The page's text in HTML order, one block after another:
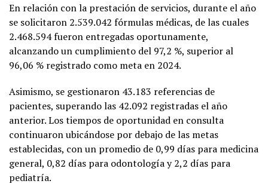
En relación con la prestación de servicios, durante el año
se solicitaron 2.539.042 fórmulas médicas, de las cuales
2.468.594 fueron entregadas oportunamente,
alcanzando un cumplimiento del 97,2 %, superior al
96,06 % registrado como meta en 2024.
Asimismo, se gestionaron 43.183 referencias de
pacientes, superando las 42.092 registradas el año
anterior. Los tiempos de oportunidad en consulta
continuaron ubicándose por debajo de las metas
establecidas, con un promedio de 0,99 días para medicina
general, 0,82 días para odontología y 2,2 días para
pediatría.